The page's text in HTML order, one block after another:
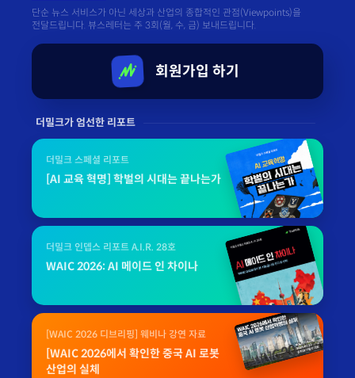
단순 뉴스 서비스가 아닌 세상과 산업의 종합적인 관점(Viewpoints)을
전달드립니다. 뷰스레터는 주 3회(월, 수, 금) 보내드립니다.
회원가입 하기
더밀크가 엄선한 리포트
더밀크 스페셜 리포트
[AI 교육 혁명] 학벌의 시대는 끝나는가
더밀크 인뎁스 리포트 A.I.R. 28호
WAIC 2026: AI 메이드 인 차이나
[WAIC 2026 디브리핑] 웨비나 강연 자료
[WAIC 2026에서 확인한 중국 AI 로봇
산업의 실체